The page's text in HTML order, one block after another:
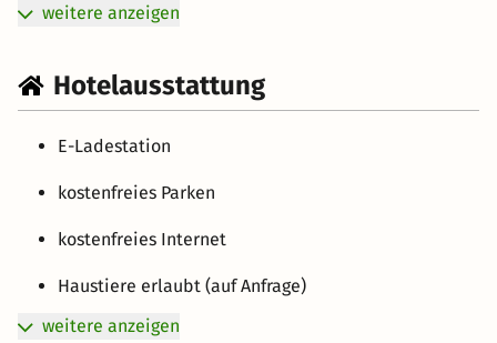
weitere anzeigen
Hotelausstattung
E-Ladestation
kostenfreies Parken
kostenfreies Internet
Haustiere erlaubt (auf Anfrage)
weitere anzeigen